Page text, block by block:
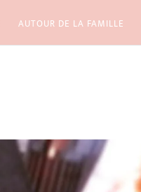
AUTOUR DE LA FAMILLE